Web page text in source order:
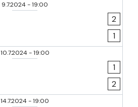
9.7.2024-19:00
2
1
10.7.2024-19:00
1
2
14.7.2024-19:00